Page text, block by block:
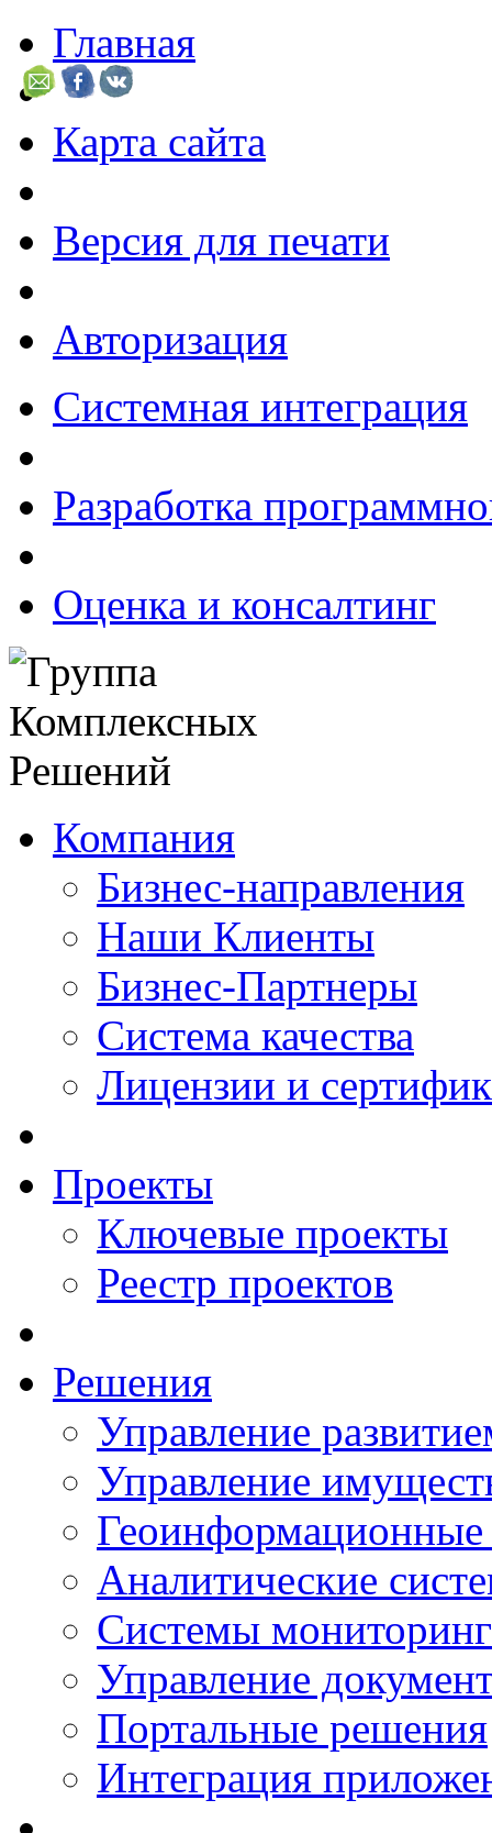
Главная
Карта сайта
Версия для печати
Авторизация
Системная интеграция
Разработка
Оценка и консалтинг
Компания
Бизнес-направления
Наши Клиенты
Бизнес-Партнеры
Система качества
Лицензии и
Проекты
Ключевые проекты
Реестр проектов
Решения
Управление
Управление
Аналитические
Системы
Управление
Портальные решения
Интеграция